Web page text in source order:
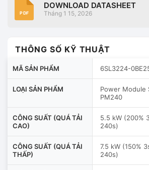
PDF
DOWNLOAD DATASHEET
Tháng 1 15, 2026
THÔNG SỐ KỸ THUẬT
MÃ SẢN PHẨM 6SL3224-
LOẠI SẢN PHẨM
Power Module
PM240
CÔNG SUẤT (QUÁ TẢI
CAO)
5.5 kW (200%
240s)
CÔNG SUẤT (QUÁ TẢI
THẤP)
7.5 kW (150%
240s)